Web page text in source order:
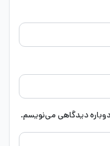
دوباره دیدگاهی می‌نویسم.